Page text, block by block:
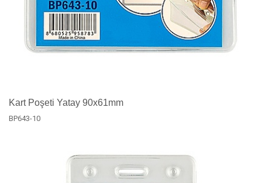
Kart Poşeti Yatay 90x61mm
BP643-10